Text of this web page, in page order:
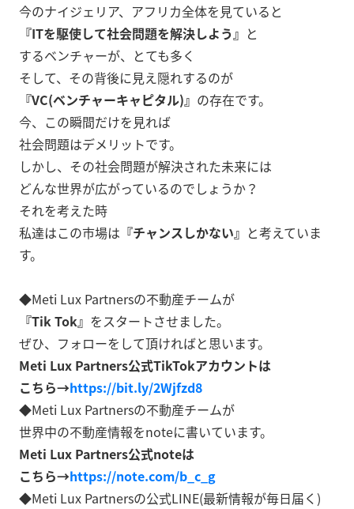
今のナイジェリア、アフリカ全体を見ていると
『ITを駆使して社会問題を解決しよう』 と
するベンチャーが、とても多く
そして、その背後に見え隠れするのが
『VC(ベンチャーキャピタル)』 の存在です。
今、この瞬間だけを見れば
社会問題はデメリットです。
しかし、その社会問題が解決された未来には
どんな世界が広がっているのでしょうか？
それを考えた時
私達はこの市場は 『チャンスしかない』 と考えていま
す。
◆Meti Lux Partnersの不動産チームが
『Tik Tok』 をスタートさせました。
ぜひ、フォローをして頂ければと思います。
Meti Lux Partners公式TikTokアカウントは
こちら→https://bit.ly/2Wjfzd8
◆Meti Lux Partnersの不動産チームが
世界中の不動産情報をnoteに書いています。
Meti Lux Partners公式noteは
こちら→https://note.com/b_c_g
◆Meti Lux Partnersの公式LINE(最新情報が毎日届く)